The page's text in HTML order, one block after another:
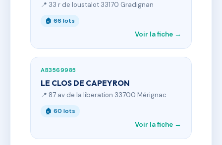
📍 33 r de loustalot 33170 Gradignan
🏠 66 lots
Voir la fiche →
AB3569985
LE CLOS DE CAPEYRON
📍 87 av de la liberation 33700 Mérignac
🏠 60 lots
Voir la fiche →